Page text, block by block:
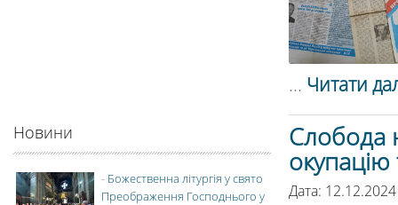
... Читати
Слобода
Дата:
Новини
- Божественна літургія у свято
Преображення Господнього у